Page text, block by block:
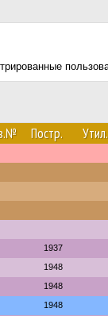
Постр. Утил.
1937
1948
1948
1948